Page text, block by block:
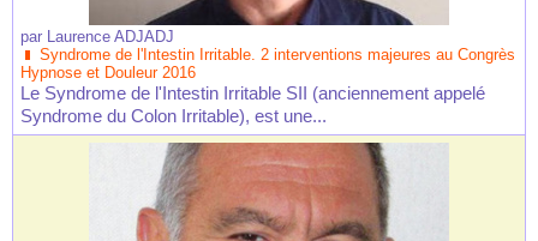
par Laurence ADJADJ
Syndrome de l'Intestin Irritable. 2 interventions majeures au Congrès
Hypnose et Douleur 2016
Le Syndrome de l'Intestin Irritable SII (anciennement appelé
Syndrome du Colon Irritable), est une...